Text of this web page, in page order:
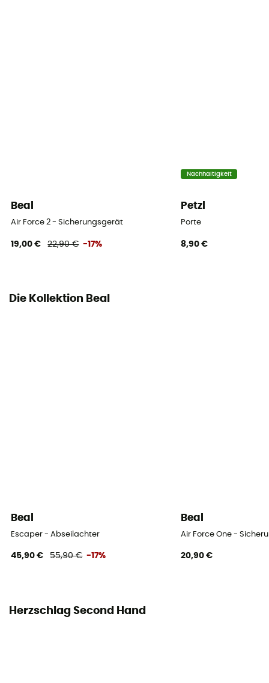
Beal
Air Force 2 - Sicherungsgerät
19,00 € 22,90 € -17%
Nachhaltigkeit
Petzl
Porte
8,90 €
Die Kollektion Beal
Beal
Escaper - Abseilachter
45,90 € 55,90 € -17%
Beal
Air Force One -
20,90 €
Herzschlag Second Hand